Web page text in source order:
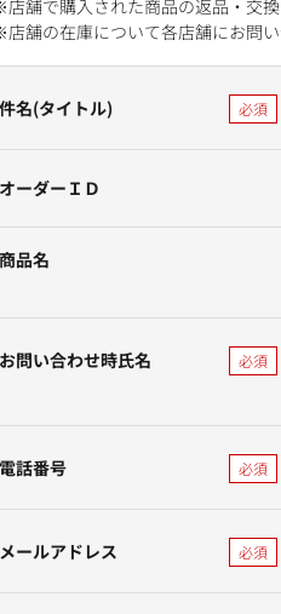
舗で購入された商品の返品・交換
舗の在庫について各店舗にお問い
件名(タイトル)
オーダーＩＤ
商品名
お問い合わせ時氏名
電話番号
メールアドレス